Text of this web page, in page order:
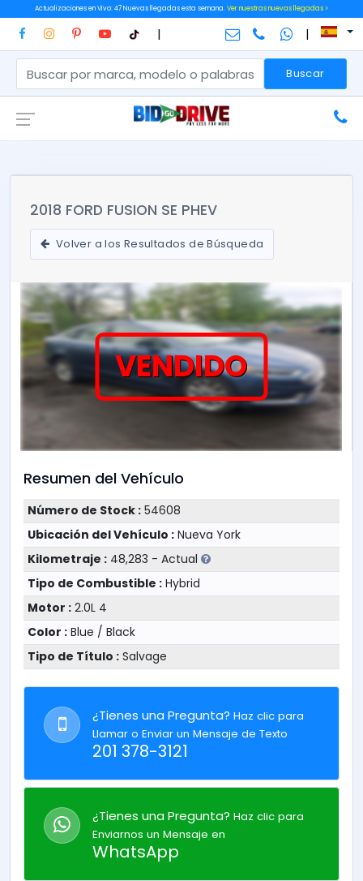
Actualizaciones en Vivo: 47 Nuevas llegadas esta semana.Ver nuestras nuevas llegadas >
| |
Buscar
2018 FORD FUSION SE PHEV
Volver a los Resultados de Búsqueda
VENDIDO
Resumen del Vehículo
Número de Stock :54608
Ubicación del Vehículo :Nueva York
Kilometraje :48,283 - Actual
Tipo de Combustible :Hybrid
Motor :2.0L 4
Color :Blue / Black
Tipo de Título :Salvage
¿Tienes una Pregunta? Haz clic para
Llamar o Enviar un Mensaje de Texto
201 378-3121
¿Tienes una Pregunta? Haz clic para
Enviarnos un Mensaje en
WhatsApp